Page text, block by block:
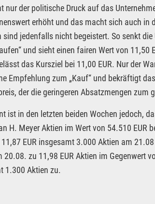
nur der politische Druck auf das
erhöht und das macht sich auch in
sind jedenfalls nicht begeistert. So senkt
und sieht einen fairen Wert von 11,50
das Kursziel bei 11,00 EUR. Nur der
Empfehlung zum „Kauf“ und bekräftigt
der die geringeren Absatzmengen zum
ist in den letzten beiden Wochen jedoch,
H. Meyer Aktien im Wert von 54.510 EUR
EUR insgesamt 3.000 Aktien am
20.08. zu 11,98 EUR Aktien im Gegenwert
1.300 Aktien zu.